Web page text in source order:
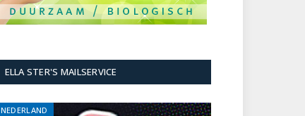
ELLA STER'S MAILSERVICE
NEDERLAND